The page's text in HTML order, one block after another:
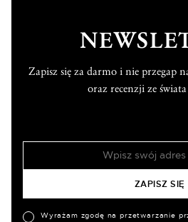
Zapisz się za darmo i nie przegap
oraz recenzji ze
Wyrażam zgodę na przetwarzanie